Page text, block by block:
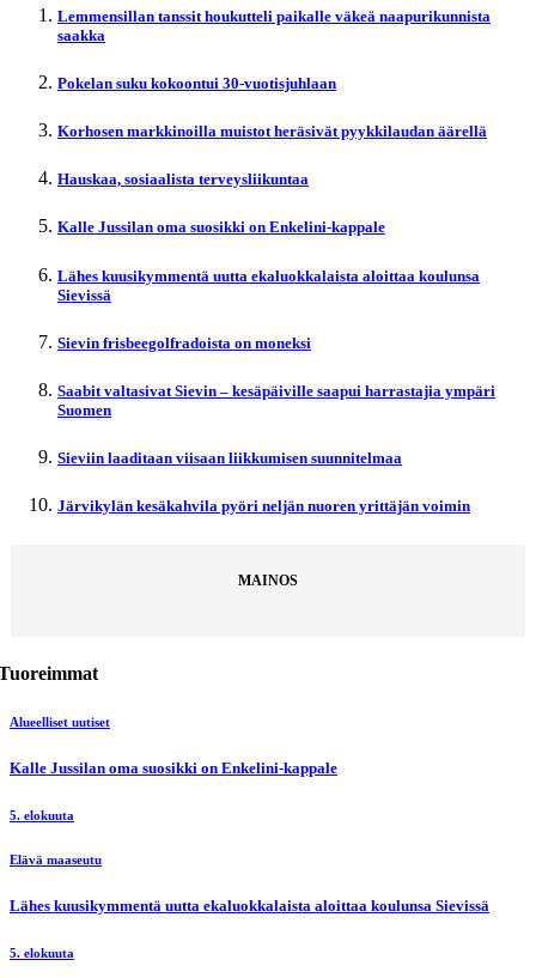
Lemmensillan tanssit houkutteli paikalle väkeä naapurikunnista
saakka
Pokelan suku kokoontui 30-vuotisjuhlaan
Korhosen markkinoilla muistot heräsivät pyykkilaudan äärellä
Hauskaa, sosiaalista terveysliikuntaa
Kalle Jussilan oma suosikki on Enkelini-kappale
Lähes kuusikymmentä uutta ekaluokkalaista aloittaa koulunsa
Sievissä
Sievin frisbeegolfradoista on moneksi
Saabit valtasivat Sievin – kesäpäiville saapui harrastajia ympäri
Suomen
Sieviin laaditaan viisaan liikkumisen suunnitelmaa
Järvikylän kesäkahvila pyöri neljän nuoren yrittäjän voimin
MAINOS
Alueelliset uutiset
Kalle Jussilan oma suosikki on Enkelini-kappale
5. elokuuta
Elävä maaseutu
Lähes kuusikymmentä uutta ekaluokkalaista aloittaa koulunsa Sievissä
5. elokuuta